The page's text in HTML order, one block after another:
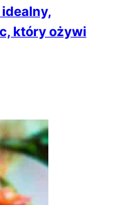
który ożywi